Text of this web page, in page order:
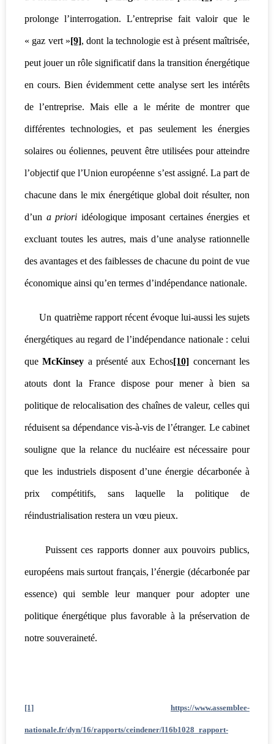
prolonge l’interrogation. L’entreprise fait valoir que le
« gaz vert »[9], dont la technologie est à présent maîtrisée,
peut jouer un rôle significatif dans la transition énergétique
en cours. Bien évidemment cette analyse sert les intérêts
de l’entreprise. Mais elle a le mérite de montrer que
différentes technologies, et pas seulement les énergies
solaires ou éoliennes, peuvent être utilisées pour atteindre
l’objectif que l’Union européenne s’est assigné. La part de
chacune dans le mix énergétique global doit résulter, non
d’un a priori idéologique imposant certaines énergies et
excluant toutes les autres, mais d’une analyse rationnelle
des avantages et des faiblesses de chacune du point de vue
économique ainsi qu’en termes d’indépendance nationale.
Un quatrième rapport récent évoque lui-aussi les sujets
énergétiques au regard de l’indépendance nationale : celui
queMcKinsey a présenté aux Echos[10] concernant les
atouts dont la France dispose pour mener à bien sa
politique de relocalisation des chaînes de valeur, celles qui
réduisent sa dépendance vis-à-vis de l’étranger. Le cabinet
souligne que la relance du nucléaire est nécessaire pour
que les industriels disposent d’une énergie décarbonée à
prix compétitifs, sans laquelle la politique de
réindustrialisation restera un vœu pieux.
Puissent ces rapports donner aux pouvoirs publics,
européens mais surtout français, l’énergie (décarbonée par
essence) qui semble leur manquer pour adopter une
politique énergétique plus favorable à la préservation de
notre souveraineté.
[1] https://www.assemblee-
nationale.fr/dyn/16/rapports/ceindener/l16b1028_rapport-